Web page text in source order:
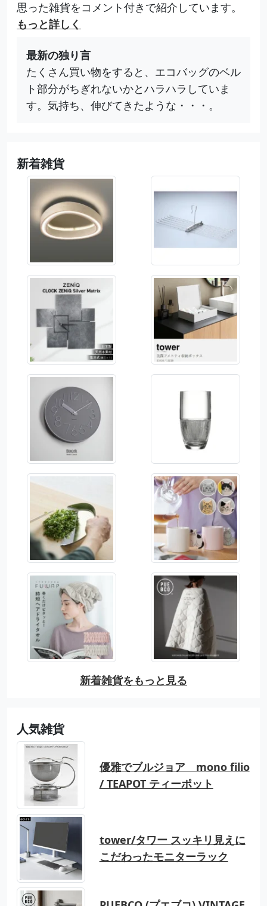
思った雑貨をコメント付きで紹介しています。
もっと詳しく
最新の独り言
たくさん買い物をすると、エコバッグのベル
ト部分がちぎれないかとハラハラしていま
す。気持ち、伸びてきたような・・・。
新着雑貨
新着雑貨をもっと見る
人気雑貨
優雅でブルジョア mono filio
/ TEAPOT ティーポット
tower/タワー スッキリ見えに
こだわったモニターラック